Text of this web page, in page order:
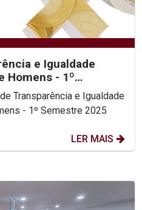
e Igualdade
Homens - 1º
- 1º Semestre 2025
LER MAIS